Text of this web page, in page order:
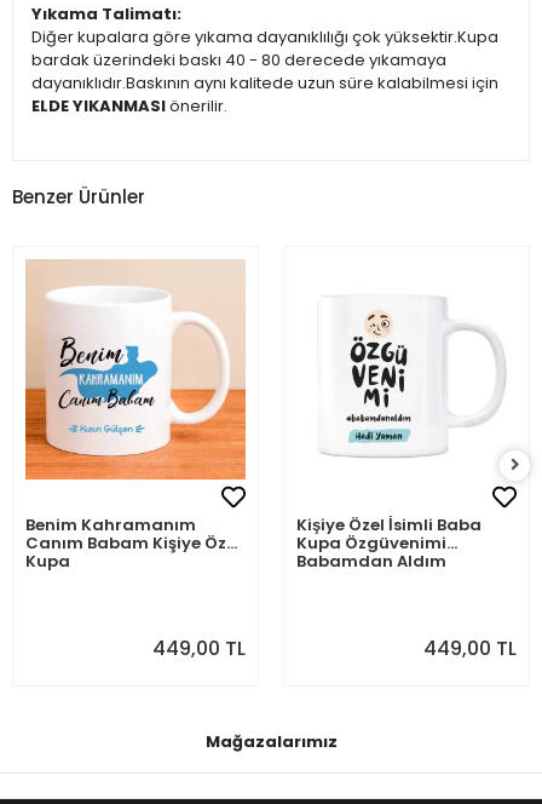
Yıkama Talimatı:
Diğer kupalara göre yıkama dayanıklılığı çok yüksektir.Kupa
bardak üzerindeki baskı 40 - 80 derecede yıkamaya
dayanıklıdır.Baskının aynı kalitede uzun süre kalabilmesi için
ELDE YIKANMASIönerilir.
Benzer Ürünler
Benim Kahramanım
Canım Babam Kişiye Özel
Kupa
449,00 TL
Kişiye Özel İsimli Baba
Kupa Özgüvenimi
Babamdan Aldım
449,00 TL
Mağazalarımız